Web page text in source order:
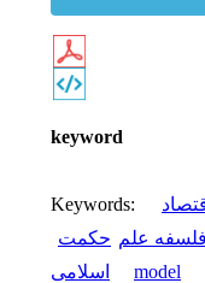
keyword
Keywords:
فلسفه علم حکمت
اسلامی
model